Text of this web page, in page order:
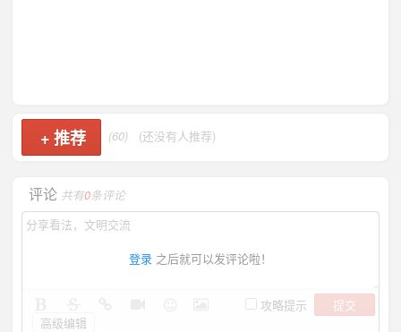
+推荐 (60) (还没有人推荐)
评论 共有0条评论
登录 之后就可以发评论啦！
攻略提示
提交
高级编辑